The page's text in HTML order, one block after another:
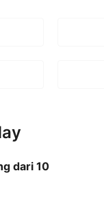
dari 10